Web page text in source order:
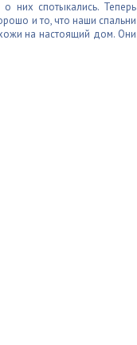
них спотыкались. Теперь
и то, что наши спальни
на настоящий дом. Они